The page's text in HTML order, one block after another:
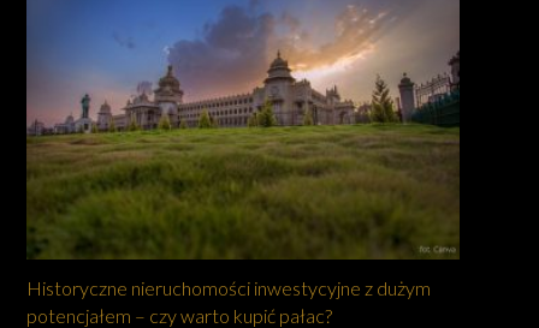
Historyczne nieruchomości inwestycyjne z dużym
potencjałem – czy warto kupić pałac?